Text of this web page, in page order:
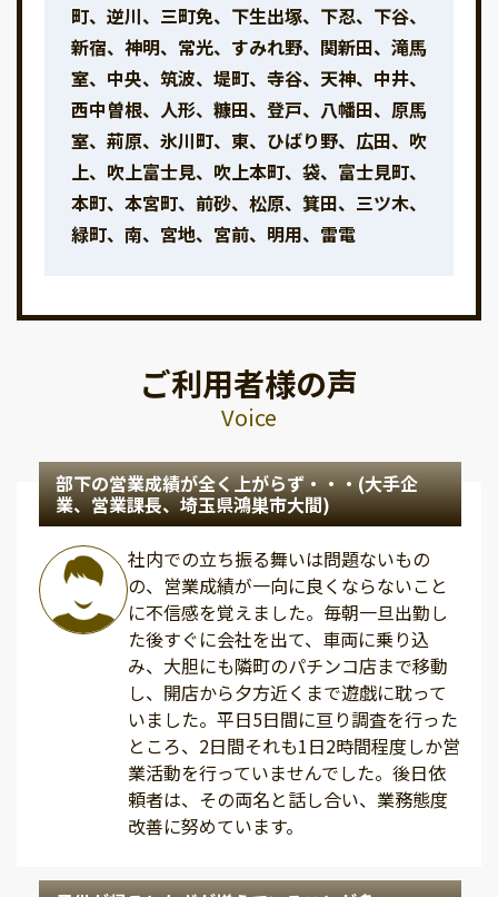
町、逆川、三町免、下生出塚、下忍、下谷、
新宿、神明、常光、すみれ野、関新田、滝馬
室、中央、筑波、堤町、寺谷、天神、中井、
西中曽根、人形、糠田、登戸、八幡田、原馬
室、荊原、氷川町、東、ひばり野、広田、吹
上、吹上富士見、吹上本町、袋、富士見町、
本町、本宮町、前砂、松原、箕田、三ツ木、
緑町、南、宮地、宮前、明用、雷電
ご利用者様の声
Voice
部下の営業成績が全く上がらず・・・(大手企
業、営業課長、埼玉県鴻巣市大間)
社内での立ち振る舞いは問題ないもの
の、営業成績が一向に良くならないこと
に不信感を覚えました。毎朝一旦出勤し
た後すぐに会社を出て、車両に乗り込
み、大胆にも隣町のパチンコ店まで移動
し、開店から夕方近くまで遊戯に耽って
いました。平日5日間に亘り調査を行った
ところ、2日間それも1日2時間程度しか営
業活動を行っていませんでした。後日依
頼者は、その両名と話し合い、業務態度
改善に努めています。